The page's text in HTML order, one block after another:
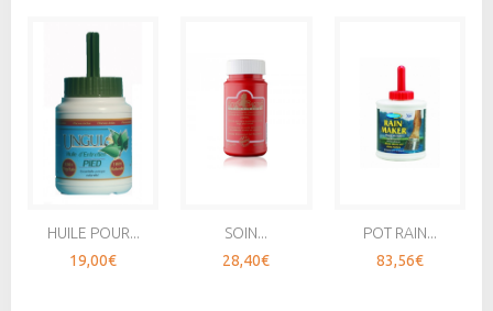
HUILE POUR...
19,00€
SOIN...
28,40€
POT RAIN...
83,56€